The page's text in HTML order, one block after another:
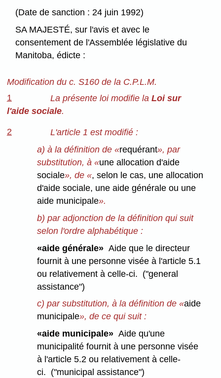
(Date de sanction : 24 juin 1992)
SA MAJESTÉ, sur l'avis et avec le
consentement de l'Assemblée législative du
Manitoba, édicte :
Modification du c. S160 de la C.P.L.M.
1
La présente loi modifie la Loi sur
l'aide sociale.
2
L'article 1 est modifié :
a) à la définition de «requérant», par
substitution, à «une allocation d'aide
sociale», de «, selon le cas, une allocation
d'aide sociale, une aide générale ou une
aide municipale».
b) par adjonction de la définition qui suit
selon l'ordre alphabétique :
«aide générale» Aide que le directeur
fournit à une personne visée à l'article 5.1
ou relativement à celle-ci. ("general
assistance")
c) par substitution, à la définition de «aide
municipale», de ce qui suit :
«aide municipale» Aide qu'une
municipalité fournit à une personne visée
à l'article 5.2 ou relativement à celle-
ci. ("municipal assistance")